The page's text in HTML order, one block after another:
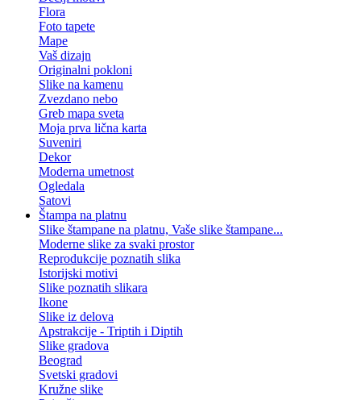
Flora
Foto tapete
Mape
Vaš dizajn
Originalni pokloni
Slike na kamenu
Zvezdano nebo
Greb mapa sveta
Moja prva lična karta
Suveniri
Dekor
Moderna umetnost
Ogledala
Satovi
Štampa na platnu
Slike štampane na platnu, Vaše slike štampane...
Moderne slike za svaki prostor
Reprodukcije poznatih slika
Istorijski motivi
Slike poznatih slikara
Ikone
Slike iz delova
Apstrakcije - Triptih i Diptih
Slike gradova
Beograd
Svetski gradovi
Kružne slike